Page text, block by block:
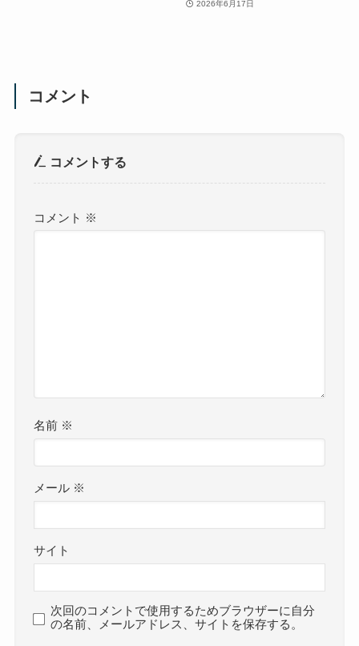
2026年6月17日
コメント
コメントする
コメント ※
名前 ※
メール ※
サイト
次回のコメントで使用するためブラウザーに自分
の名前、メールアドレス、サイトを保存する。